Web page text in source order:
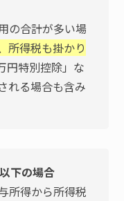
の合計が多い場
所得税も掛かり
円特別控除」な
れる場合も含み
下の場合
所得から所得税